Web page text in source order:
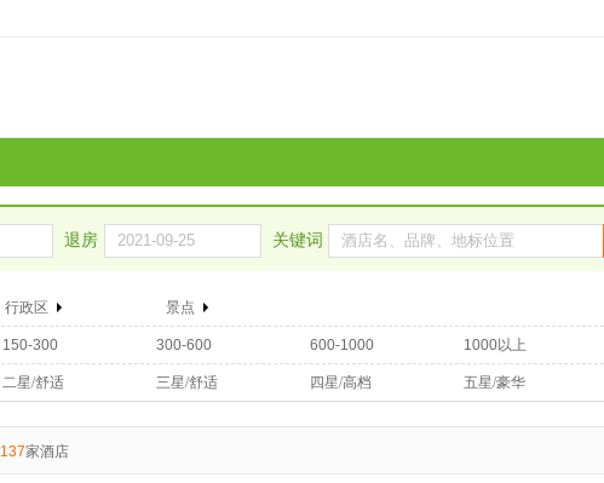
退房 关键词
行政区 景点
150-300 300-600 600-1000 1000以上
二星/舒适 三星/舒适 四星/高档 五星/豪华
137家酒店